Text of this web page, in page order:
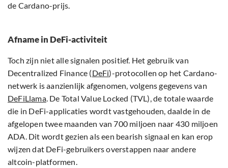
de Cardano-prijs.
Afname in DeFi-activiteit
Toch zijn niet alle signalen positief. Het gebruik van
Decentralized Finance (DeFi)-protocollen op het Cardano-
netwerk is aanzienlijk afgenomen, volgens gegevens van
DeFiLlama. De Total Value Locked (TVL), de totale waarde
die in DeFi-applicaties wordt vastgehouden, daalde in de
afgelopen twee maanden van 700 miljoen naar 430 miljoen
ADA. Dit wordt gezien als een bearish signaal en kan erop
wijzen dat DeFi-gebruikers overstappen naar andere
altcoin-platformen.